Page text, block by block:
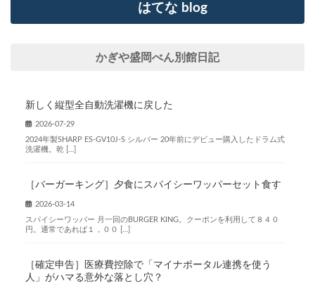
はてな blog
かぎや盛岡べん別館日記
新しく縦型全自動洗濯機に戻した
2026-07-29
2024年製SHARP ES-GV10J-S シルバー 20年前にデビュー購入したドラム式
洗濯機。乾 […]
［バーガーキング］夕食にスパイシーワッパーセット食す
2026-03-14
スパイシーワッパー 月一回のBURGER KING。クーポンを利用して８４０
円。通常であれば１，００ […]
［確定申告］医療費控除で「マイナポータル連携を使う
人」がハマる意外な落とし穴？